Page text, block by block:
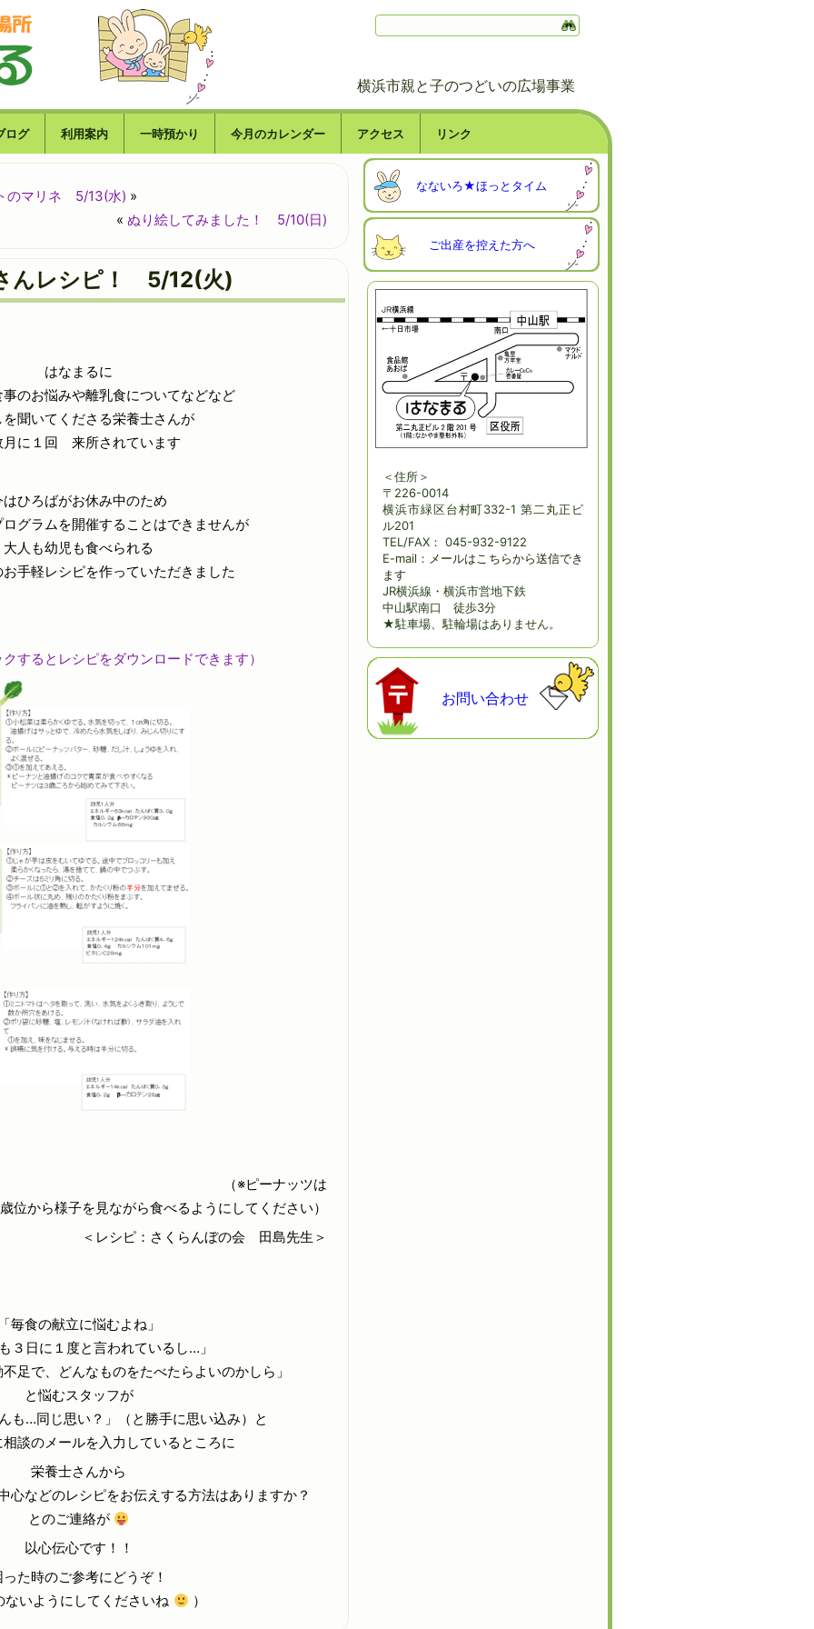
横浜市親と子のつどいの広場事業
ログ 利用案内 一時預かり 今月のカレンダー アクセス リンク
のマリネ 5/13(水) »
« ぬり絵してみました！ 5/10(日)
んレシピ！ 5/12(火)
はなまるに
のお悩みや離乳食についてなどなど
を聞いてくださる栄養士さんが
月に１回 来所されています
はひろばがお休み中のため
グラムを開催することはできませんが
大人も幼児も食べられる
手軽レシピを作っていただきました
するとレシピをダウンロードできます）
ーナッツは
位から様子を見ながら食べるようにしてください）
＜レシピ：さくらんぼの会 田島先生＞
毎食の献立に悩むよね」
３日に１度と言われているし…」
足で、どんなものをたべたらよいのかしら」
と悩むスタッフが
も…同じ思い？」（と勝手に思い込み）と
談のメールを入力しているところに
栄養士さんから
などのレシピをお伝えする方法はありますか？
とのご連絡が
以心伝心です！！
った時のご参考にどうぞ！
ないようにしてくださいね
）
なないろ★ほっとタイム
ご出産を控えた方へ
＜住所＞
〒226-0014
横浜市緑区台村町332-1 第二丸正ビ
ル201
TEL/FAX： 045-932-9122
E-mail： メールはこちらから送信でき
ます
JR横浜線・横浜市営地下鉄
中山駅南口 徒歩3分
★駐車場、駐輪場はありません。
お問い合わせ